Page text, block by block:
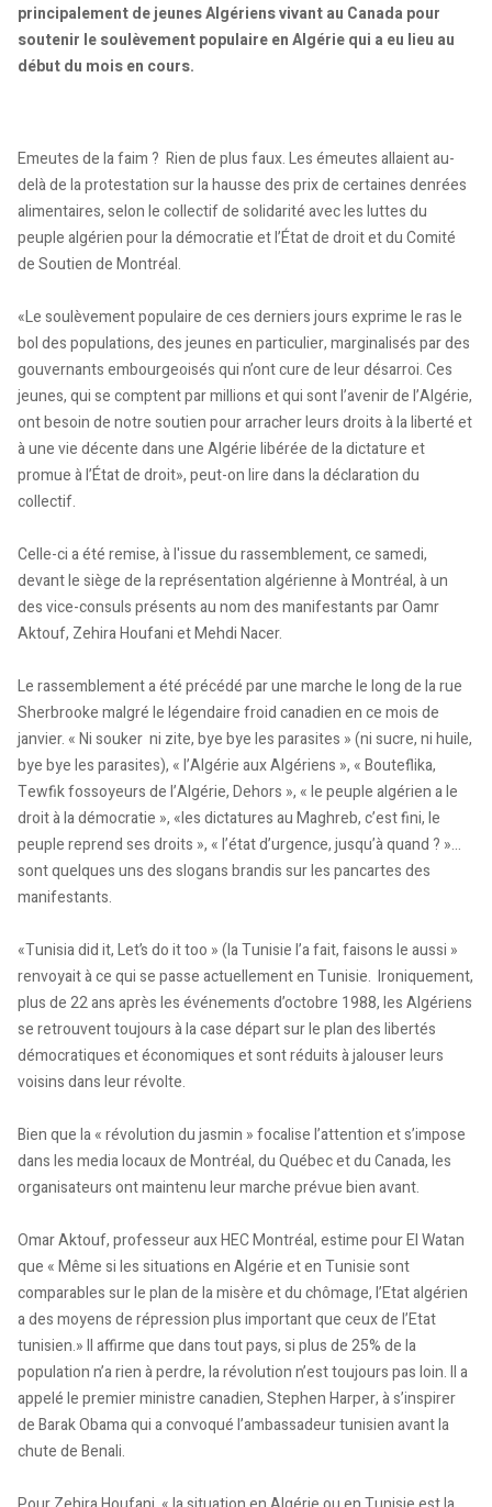
principalement de jeunes Algériens vivant au Canada pour
soutenir le soulèvement populaire en Algérie qui a eu lieu au
début du mois en cours.
Emeutes de la faim ? Rien de plus faux. Les émeutes allaient au-
delà de la protestation sur la hausse des prix de certaines denrées
alimentaires, selon le collectif de solidarité avec les luttes du
peuple algérien pour la démocratie et l’État de droit et du Comité
de Soutien de Montréal.
«Le soulèvement populaire de ces derniers jours exprime le ras le
bol des populations, des jeunes en particulier, marginalisés par des
gouvernants embourgeoisés qui n’ont cure de leur désarroi. Ces
jeunes, qui se comptent par millions et qui sont l’avenir de l’Algérie,
ont besoin de notre soutien pour arracher leurs droits à la liberté et
à une vie décente dans une Algérie libérée de la dictature et
promue à l’État de droit», peut-on lire dans la déclaration du
collectif.
Celle-ci a été remise, à l'issue du rassemblement, ce samedi,
devant le siège de la représentation algérienne à Montréal, à un
des vice-consuls présents au nom des manifestants par Oamr
Aktouf, Zehira Houfani et Mehdi Nacer.
Le rassemblement a été précédé par une marche le long de la rue
Sherbrooke malgré le légendaire froid canadien en ce mois de
janvier. « Ni souker ni zite, bye bye les parasites » (ni sucre, ni huile,
bye bye les parasites), « l’Algérie aux Algériens », « Bouteflika,
Tewfik fossoyeurs de l’Algérie, Dehors », « le peuple algérien a le
droit à la démocratie », «les dictatures au Maghreb, c’est fini, le
peuple reprend ses droits », « l’état d’urgence, jusqu’à quand ? »…
sont quelques uns des slogans brandis sur les pancartes des
manifestants.
«Tunisia did it, Let’s do it too » (la Tunisie l’a fait, faisons le aussi »
renvoyait à ce qui se passe actuellement en Tunisie. Ironiquement,
plus de 22 ans après les événements d’octobre 1988, les Algériens
se retrouvent toujours à la case départ sur le plan des libertés
démocratiques et économiques et sont réduits à jalouser leurs
voisins dans leur révolte.
Bien que la « révolution du jasmin » focalise l’attention et s’impose
dans les media locaux de Montréal, du Québec et du Canada, les
organisateurs ont maintenu leur marche prévue bien avant.
Omar Aktouf, professeur aux HEC Montréal, estime pour El Watan
que « Même si les situations en Algérie et en Tunisie sont
comparables sur le plan de la misère et du chômage, l’Etat algérien
a des moyens de répression plus important que ceux de l’Etat
tunisien.» Il affirme que dans tout pays, si plus de 25% de la
population n’a rien à perdre, la révolution n’est toujours pas loin. Il a
appelé le premier ministre canadien, Stephen Harper, à s’inspirer
de Barak Obama qui a convoqué l’ambassadeur tunisien avant la
chute de Benali.